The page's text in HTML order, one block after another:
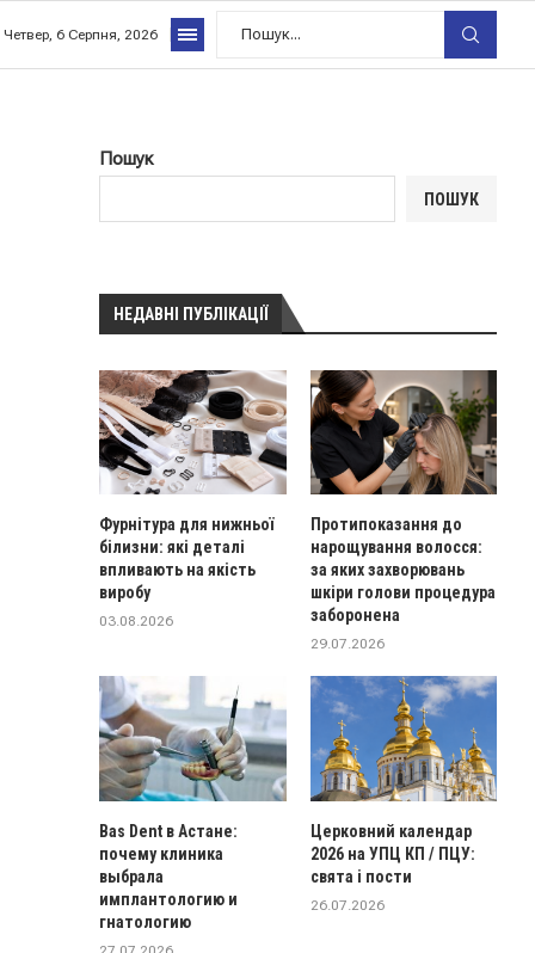
Четвер, 6 Серпня, 2026
Пошук
ПОШУК
НЕДАВНІ ПУБЛІКАЦІЇ
Фурнітура для нижньої
білизни: які деталі
впливають на якість
виробу
03.08.2026
Протипоказання до
нарощування волосся:
за яких захворювань
шкіри голови процедура
заборонена
29.07.2026
Bas Dent в Астане:
почему клиника
выбрала
имплантологию и
гнатологию
Церковний календар
2026 на УПЦ КП / ПЦУ:
свята і пости
26.07.2026